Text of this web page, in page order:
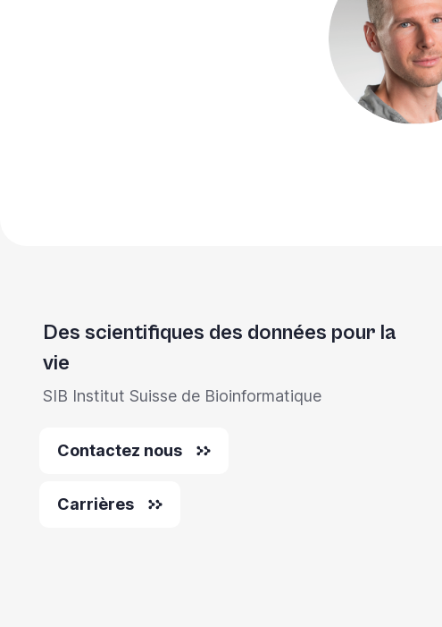
Des scientifiques des données pour la
vie
SIB Institut Suisse de Bioinformatique
Contactez nous
Carrières